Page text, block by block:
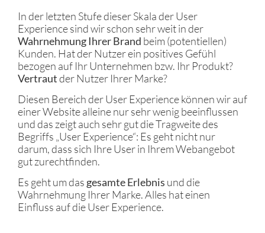
In der letzten Stufe dieser Skala der User
Experience sind wir schon sehr weit in der
Wahrnehmung Ihrer Brand beim (potentiellen)
Kunden. Hat der Nutzer ein positives Gefühl
bezogen auf Ihr Unternehmen bzw. Ihr Produkt?
Vertrautder Nutzer Ihrer Marke?
Diesen Bereich der User Experience können wir auf
einer Website alleine nur sehr wenig beeinflussen
und das zeigt auch sehr gut die Tragweite des
Begriffs „User Experience“: Es geht nicht nur
darum, dass sich Ihre User in Ihrem Webangebot
gut zurechtfinden.
Es geht um dasgesamte Erlebnis und die
Wahrnehmung Ihrer Marke. Alles hat einen
Einfluss auf die User Experience.